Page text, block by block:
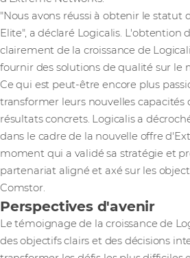
"Nous avons réussi à obtenir le statut
Elite", a déclaré Logicalis. L'obtention
clairement de la croissance de
fournir des solutions de qualité sur le
Ce qui est peut-être encore plus
transformer leurs nouvelles capacités
résultats concrets. Logicalis a
dans le cadre de la nouvelle offre
moment qui a validé sa stratégie et
partenariat aligné et axé sur les
Comstor.
Perspectives d'avenir
Le témoignage de la croissance de
des objectifs clairs et des décisions